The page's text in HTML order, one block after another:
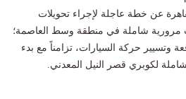
عن خطة عاجلة لإجراء تحويلات
مرورية شاملة في منطقة وسط العاصمة؛
وتسيير حركة السيارات، تزامناً مع بدء
لكوبري قصر النيل المعدني.